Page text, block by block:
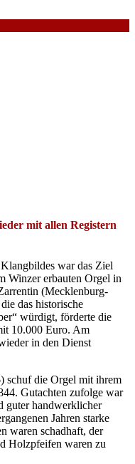
mit allen Registern
war das Ziel
Winzer erbauten Orgel in
(Mecklenburg-
das historische
würdigt, förderte die
10.000 Euro. Am
in den Dienst
schuf die Orgel mit ihrem
Gutachten zufolge war
guter handwerklicher
Jahren starke
waren schadhaft, der
Holzpfeifen waren zu